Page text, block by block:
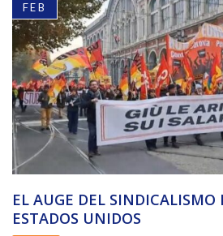
FEB
EL AUGE DEL SINDICALISMO
ESTADOS UNIDOS